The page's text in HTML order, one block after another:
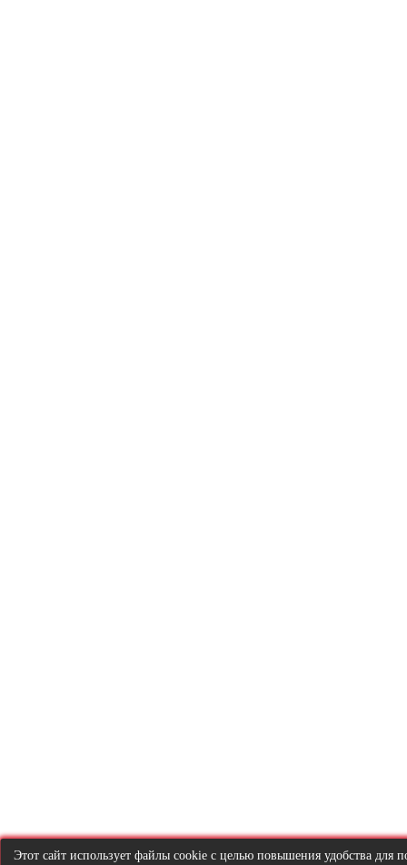
Этот сайт использует файлы cookie с целью повышения удобства